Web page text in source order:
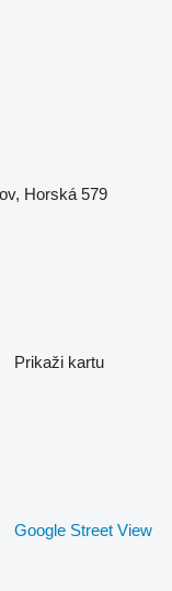
Horská 579
Prikaži kartu
Google Street View